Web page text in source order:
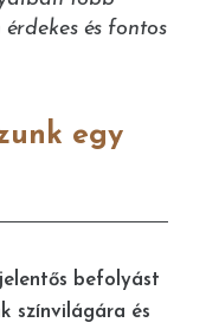
és fontos
egy
befolyást
színvilágára és